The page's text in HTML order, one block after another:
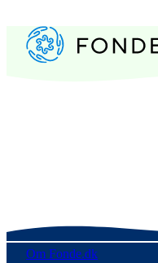
Om Fonde.dk